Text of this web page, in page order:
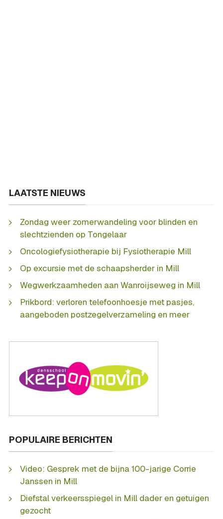
LAATSTE NIEUWS
Zondag weer zomerwandeling voor blinden en
slechtzienden op Tongelaar
Oncologiefysiotherapie bij Fysiotherapie Mill
Op excursie met de schaapsherder in Mill
Wegwerkzaamheden aan Wanroijseweg in Mill
Prikbord: verloren telefoonhoesje met pasjes,
aangeboden postzegelverzameling en meer
POPULAIRE BERICHTEN
Video: Gesprek met de bijna 100-jarige Corrie
Janssen in Mill
Diefstal verkeersspiegel in Mill dader en getuigen
gezocht